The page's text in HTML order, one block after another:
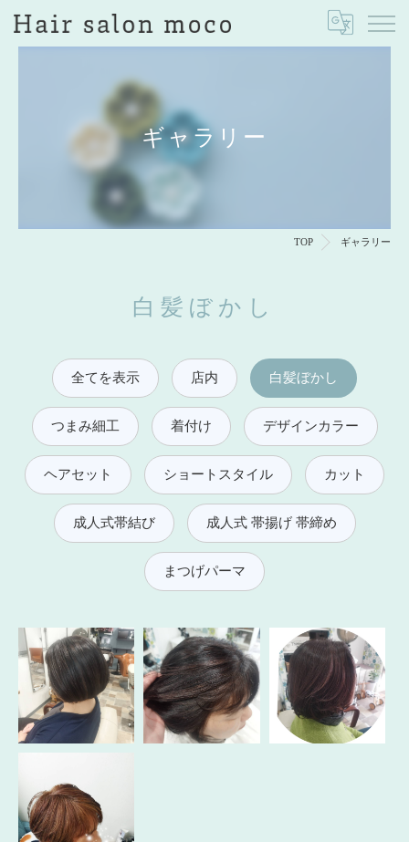
ギャラリー
TOP ギャラリー
白髪ぼかし
全てを表示 店内 白髪ぼかし
つまみ細工 着付け デザインカラー
ヘアセット ショートスタイル カット
成人式帯結び 成人式 帯揚げ 帯締め
まつげパーマ